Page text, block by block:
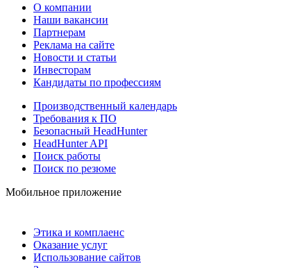
О компании
Наши вакансии
Партнерам
Реклама на сайте
Новости и статьи
Инвесторам
Кандидаты по профессиям
Производственный календарь
Требования к ПО
Безопасный HeadHunter
HeadHunter API
Поиск работы
Поиск по резюме
Мобильное приложение
Этика и комплаенс
Оказание услуг
Использование сайтов